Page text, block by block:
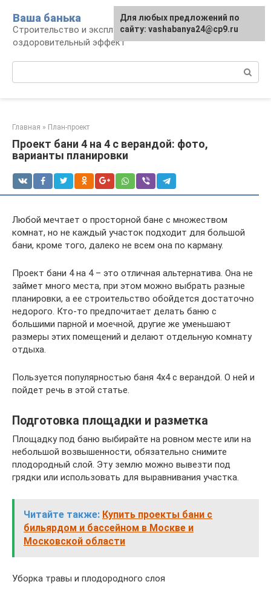
контенту
Ваша банька
Строительство и эксплуатация бани,
оздоровительный эффект
Главная » План-проект
Проект бани 4 на 4 с верандой: фото,
варианты планировки
Любой мечтает о просторной бане с множеством
комнат, но не каждый участок подходит для большой
бани, кроме того, далеко не всем она по карману.
Проект бани 4 на 4 – это отличная альтернатива. Она не
займет много места, при этом можно выбрать разные
планировки, а ее строительство обойдется достаточно
недорого. Кто-то предпочитает делать баню с
большими парной и моечной, другие же уменьшают
размеры этих помещений и делают отдельную комнату
отдыха.
Пользуется популярностью баня 4х4 с верандой. О ней и
пойдет речь в этой статье.
Подготовка площадки и разметка
Площадку под баню выбирайте на ровном месте или на
небольшой возвышенности, обязательно снимите
плодородный слой. Эту землю можно вывезти под
грядки или использовать для выравнивания участка.
Читайте также: Купить проекты бани с
бильярдом и бассейном в Москве и
Московской области
Уборка травы и плодородного слоя
Для любых предложений по
сайту: vashabanya24@cp9.ru